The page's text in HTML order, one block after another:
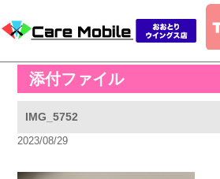
添付ファイル
IMG_5752
2023/08/29